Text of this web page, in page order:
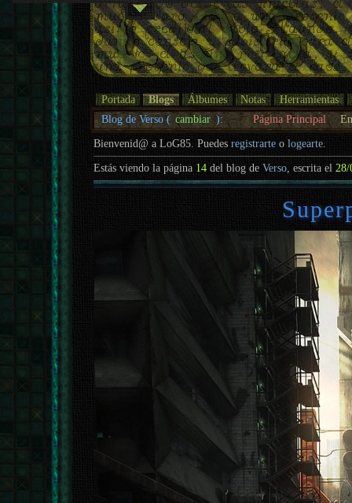
Portada Blogs Álbumes Notas
Herramientas
Blog de Verso ( cambiar ): Página Principal
Bienvenid@ a LoG85. Puedesregistrarte ologearte.
Estás viendo la página 14 del blog deVerso , escrita el 28/